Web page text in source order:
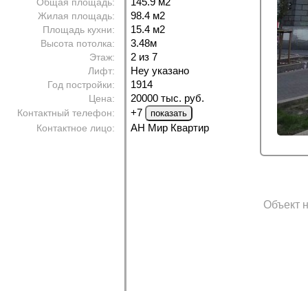
Жилая площадь: 98.4 м2
Площадь кухни: 15.4 м2
Высота потолка: 3.48м
Этаж: 2 из 7
Лифт: Неу указано
Год постройки: 1914
Цена: 20000 тыс. руб.
Контактный телефон: +7
Контактное лицо: АН Мир Квартир
Объект